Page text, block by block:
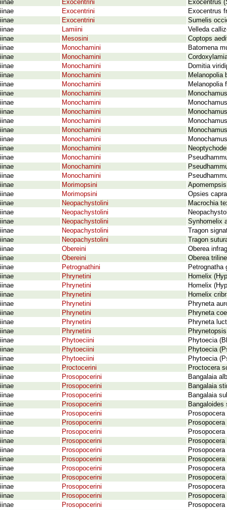
Exocentrini
Exocentrus
Exocentrini
Exocentrus
Exocentrini
Sumelis
Lamiini
Velleda
Mesosini
Coptops
Monochamini
Batomena
Monochamini
Monochamini
Domitia
Monochamini
Melanopolia
Monochamini
Melanopolia
Monochamini
Monochamini
Monochamini
Monochamini
Monochamini
Monochamini
Monochamini
Monochamini
Monochamini
Monochamini
Morimopsini
Morimopsini
Opsies
Neopachystolini
Macrochia
Neopachystolini
Neopachystolini
Synhomelix
Neopachystolini
Tragon
Neopachystolini
Tragon
Obereini
Oberea
Obereini
Oberea
Petrognathini
Petrognatha
Phrynetini
Homelix
Phrynetini
Homelix
Phrynetini
Homelix
Phrynetini
Phryneta
Phrynetini
Phryneta
Phrynetini
Phryneta
Phrynetini
Phytoeciini
Phytoecia
Phytoeciini
Phytoecia
Phytoeciini
Phytoecia
Proctocerini
Proctocera
Prosopocerini
Bangalaia
Prosopocerini
Bangalaia
Prosopocerini
Bangalaia
Prosopocerini
Bangaloides
Prosopocerini
Prosopocerini
Prosopocerini
Prosopocerini
Prosopocerini
Prosopocerini
Prosopocerini
Prosopocerini
Prosopocerini
Prosopocerini
Prosopocerini